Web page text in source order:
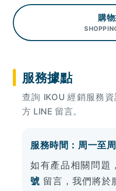
購
服務據點
查詢 IKOU 經銷服務
方 LINE 留言。
服務時間：周一至
如有產品相關問題
號 留言，我們將於